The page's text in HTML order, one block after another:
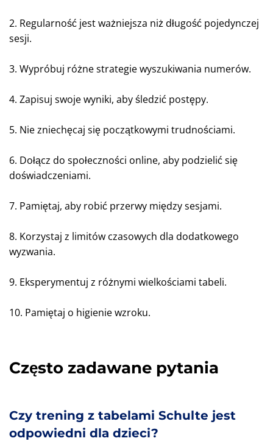
2. Regularność jest ważniejsza niż długość pojedynczej
sesji.
3. Wypróbuj różne strategie wyszukiwania numerów.
4. Zapisuj swoje wyniki, aby śledzić postępy.
5. Nie zniechęcaj się początkowymi trudnościami.
6. Dołącz do społeczności online, aby podzielić się
doświadczeniami.
7. Pamiętaj, aby robić przerwy między sesjami.
8. Korzystaj z limitów czasowych dla dodatkowego
wyzwania.
9. Eksperymentuj z różnymi wielkościami tabeli.
10. Pamiętaj o higienie wzroku.
Często zadawane pytania
Czy trening z tabelami Schulte jest
odpowiedni dla dzieci?